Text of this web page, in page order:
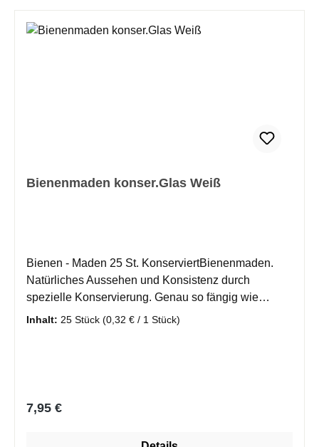
Bienenmaden konser.Glas Weiß
Bienen - Maden 25 St. KonserviertBienenmaden.
Natürliches Aussehen und Konsistenz durch
spezielle Konservierung. Genau so fängig wie
lebendende Bienenmaden! Lieferumfang im
Inhalt: 25 Stück (0,32 € / 1 Stück)
Regulärer Preis:
7,95 €